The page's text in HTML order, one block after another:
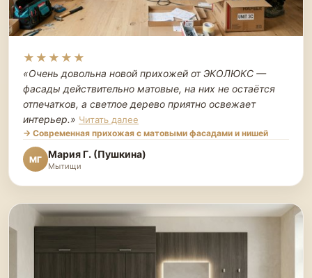
★★★★★
«Очень довольна новой прихожей от ЭКОЛЮКС —
фасады действительно матовые, на них не остаётся
отпечатков, а светлое дерево приятно освежает
интерьер.» Читать далее
→ Современная прихожая с матовыми фасадами и нишей
МГ Мария Г. (Пушкина)
Мытищи